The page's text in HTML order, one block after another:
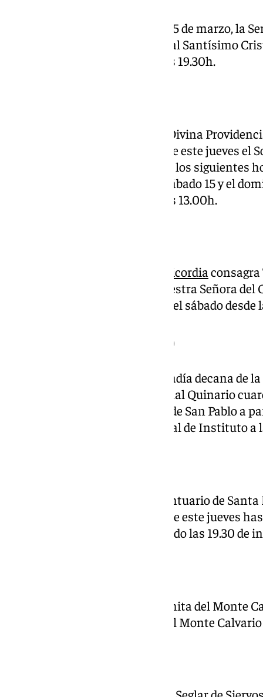
Desde ayer jueves 13 al sábado 15 de marzo, la
Cruz celebra Triduo cuaresmal al Santísimo
de San Felipe Neri a partir de las 19.30h.
La Iglesia de la Aurora María y Divina
de Viñeros lleva acogiendo desde este jueves
Jesús Nazareno de Viñeros, con los siguientes
viernes 14 de marzo, 12.30h el sábado 15 y el
Función Principal a partir de las 13.00h.
Misericordiaconsagra
Titulares en la Parroquia de Nuestra Señora
desde este pasado jueves hasta el sábado
La Soledad de San Pablo, la cofradía decana
sábado 15 de marzo su tradicional Quinario
Santo Traslado en la Parroquia de San Pablo a
tendrá lugar la Función Principal de Instituto a
La Parroquia, Basílica y Real Santuario de
Señora de la Merced, acoge desde este jueves
Santísimo Cristo del Amor, siendo las 19.30 de
El viernes 14 de marzo en la Ermita del Monte
del Septenario a Santa María del Monte